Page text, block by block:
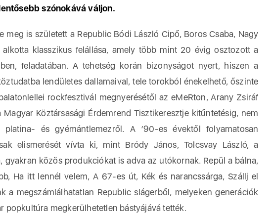
szónokává váljon.
is született a Republic Bódi László Cipő, Boros Csaba, Nagy
alkotta klasszikus felállása, amely több mint 20 évig osztozott a
feladatában. A tehetség korán bizonyságot nyert, hiszen a
lendületes dallamaival, tele torokból énekelhető, őszinte
rockfesztivál megnyerésétől az eMeRton, Arany Zsiráf
Köztársasági Érdemrend Tisztikeresztje kitűntetésig, nem
platina- és gyémántlemezről. A ’90-es évektől folyamatosan
elismerését vívta ki, mint Bródy János, Tolcsvay László, a
gyakran közös produkciókat is adva az utókornak. Repül a bálna,
Ha itt lennél velem, A 67-es út, Kék és narancssárga, Szállj el
a megszámlálhatatlan Republic slágerből, melyeken generációk
popkultúra megkerülhetetlen bástyájává tették.